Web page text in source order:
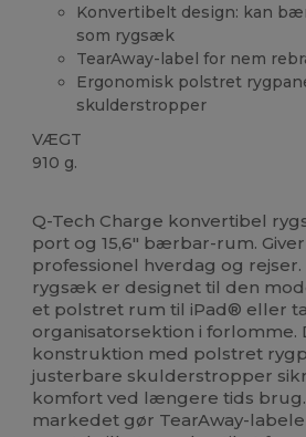
Konvertibelt design: kan
som rygsæk
TearAway-label for nem
Ergonomisk polstret
skulderstropper
VÆGT
910 g.
Q-Tech Charge konvertibel
port og 15,6" bærbar-rum.
professionel hverdag og
rygsæk er designet til den
et polstret rum til iPad® eller
organisatorsektion i forlomme.
konstruktion med polstret
justerbare skulderstropper
komfort ved længere tids
markedet gør TearAway-